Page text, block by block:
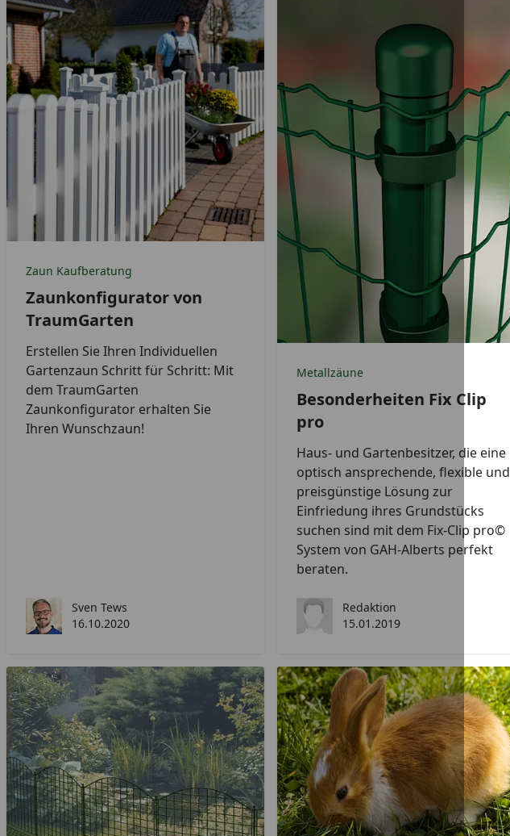
Zaun Kaufberatung
Zaunkonfigurator von
TraumGarten
Erstellen Sie Ihren Individuellen
Gartenzaun Schritt für Schritt: Mit
dem TraumGarten
Zaunkonfigurator erhalten Sie
Ihren Wunschzaun!
Sven Tews
16.10.2020
Metallzäune
Besonderheiten Fix Clip
pro
Haus- und Gartenbesitzer, die eine
optisch ansprechende, flexible und
preisgünstige Lösung zur
Einfriedung ihres Grundstücks
suchen sind mit dem Fix-Clip pro©
System von GAH-Alberts perfekt
beraten.
Redaktion
15.01.2019